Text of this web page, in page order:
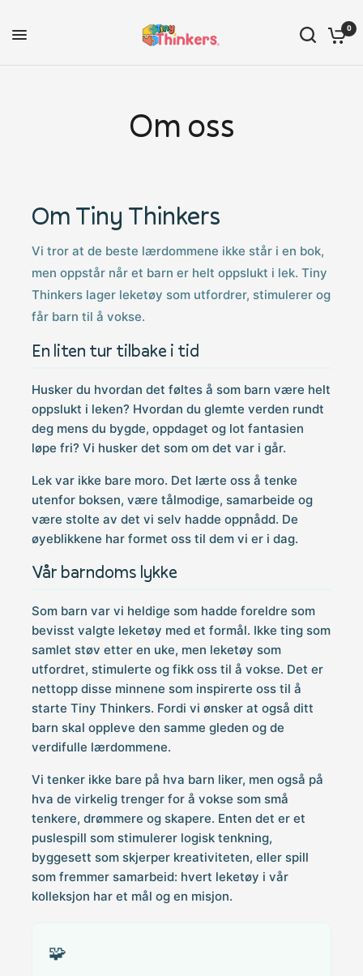
0
Om oss
Om Tiny Thinkers
Vi tror at de beste lærdommene ikke står i en bok,
men oppstår når et barn er helt oppslukt i lek. Tiny
Thinkers lager leketøy som utfordrer, stimulerer og
får barn til å vokse.
En liten tur tilbake i tid
Husker du hvordan det føltes å som barn være helt
oppslukt i leken? Hvordan du glemte verden rundt
deg mens du bygde, oppdaget og lot fantasien
løpe fri? Vi husker det som om det var i går.
Lek var ikke bare moro. Det lærte oss å tenke
utenfor boksen, være tålmodige, samarbeide og
være stolte av det vi selv hadde oppnådd. De
øyeblikkene har formet oss til dem vi er i dag.
Vår barndoms lykke
Som barn var vi heldige som hadde foreldre som
bevisst valgte leketøy med et formål. Ikke ting som
samlet støv etter en uke, men leketøy som
utfordret, stimulerte og fikk oss til å vokse. Det er
nettopp disse minnene som inspirerte oss til å
starte Tiny Thinkers. Fordi vi ønsker at også ditt
barn skal oppleve den samme gleden og de
verdifulle lærdommene.
Vi tenker ikke bare på hva barn liker, men også på
hva de virkelig trenger for å vokse som små
tenkere, drømmere og skapere. Enten det er et
puslespill som stimulerer logisk tenkning,
byggesett som skjerper kreativiteten, eller spill
som fremmer samarbeid: hvert leketøy i vår
kolleksjon har et mål og en misjon.
🧩